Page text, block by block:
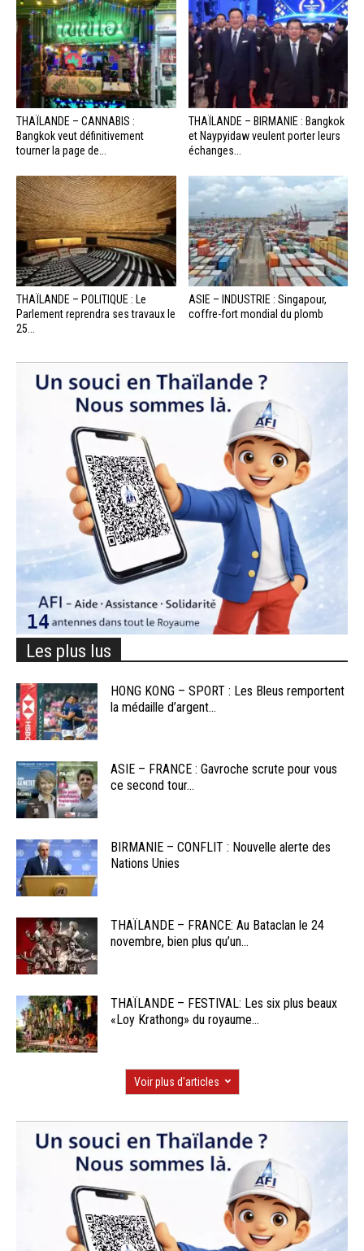
THAÏLANDE – CANNABIS :
Bangkok veut définitivement
tourner la page de...
THAÏLANDE – BIRMANIE : Bangkok
et Naypyidaw veulent porter leurs
échanges...
THAÏLANDE – POLITIQUE : Le
Parlement reprendra ses travaux le
25...
ASIE – INDUSTRIE : Singapour,
coffre-fort mondial du plomb
Les plus lus
HONG KONG – SPORT : Les Bleus remportent
la médaille d’argent...
ASIE – FRANCE : Gavroche scrute pour vous
ce second tour...
BIRMANIE – CONFLIT : Nouvelle alerte des
Nations Unies
THAÏLANDE – FRANCE: Au Bataclan le 24
novembre, bien plus qu’un...
THAÏLANDE – FESTIVAL: Les six plus beaux
«Loy Krathong» du royaume...
Voir plus d'articles